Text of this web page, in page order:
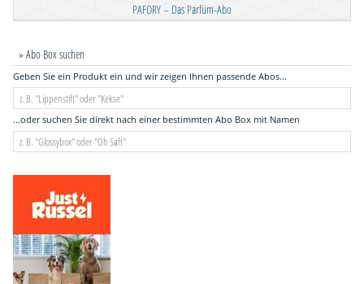
PAFORY – Das Parfüm-Abo
» Abo Box suchen
Geben Sie ein Produkt ein und wir zeigen Ihnen passende Abos...
...oder suchen Sie direkt nach einer bestimmten Abo Box mit Namen